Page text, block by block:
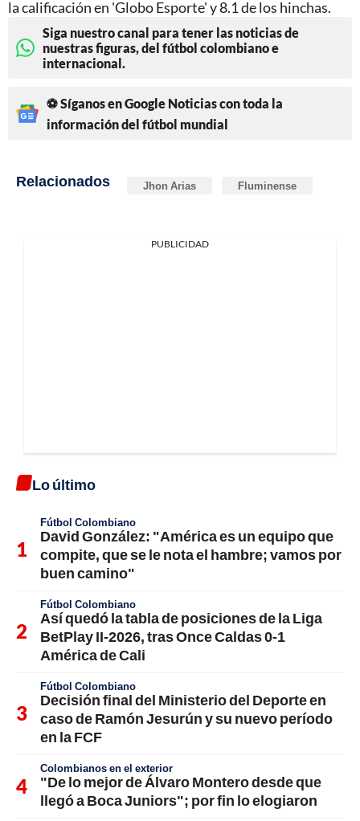
la calificación en 'Globo Esporte' y 8.1 de los hinchas.
Siga nuestro canal para tener las noticias de
nuestras figuras, del fútbol colombiano e
internacional.
⚽ Síganos en Google Noticias con toda la
información del fútbol mundial
Relacionados Jhon Arias Fluminense
PUBLICIDAD
Lo último
Fútbol Colombiano
David González: "América es un equipo que
compite, que se le nota el hambre; vamos por
buen camino"
Fútbol Colombiano
Así quedó la tabla de posiciones de la Liga
BetPlay II-2026, tras Once Caldas 0-1
América de Cali
Fútbol Colombiano
Decisión final del Ministerio del Deporte en
caso de Ramón Jesurún y su nuevo período
en la FCF
Colombianos en el exterior
"De lo mejor de Álvaro Montero desde que
llegó a Boca Juniors"; por fin lo elogiaron